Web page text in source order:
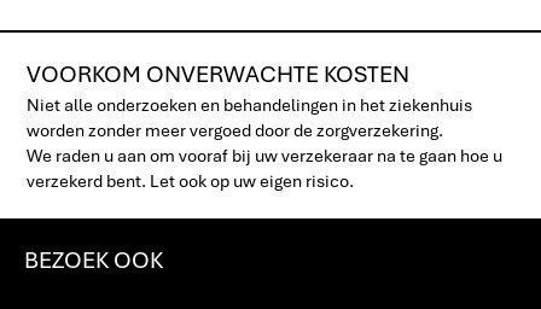
VOORKOM ONVERWACHTE KOSTEN
Niet alle onderzoeken en behandelingen in het ziekenhuis
worden zonder meer vergoed door de zorgverzekering.
We raden u aan om vooraf bij uw verzekeraar na te gaan hoe u
verzekerd bent. Let ook op uw eigen risico.
BEZOEK OOK